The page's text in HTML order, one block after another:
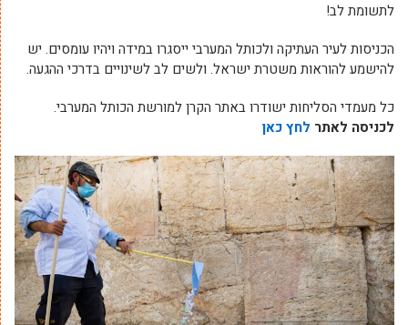
לתשומת לב!
הכניסות לעיר העתיקה ולכותל המערבי ייסגרו במידה ויהיו עומסים. יש
להישמע להוראות משטרת ישראל. ולשים לב לשינויים בדרכי ההגעה.
כל מעמדי הסליחות ישודרו באתר הקרן למורשת הכותל המערבי.
לכניסה לאתר לחץ כאן